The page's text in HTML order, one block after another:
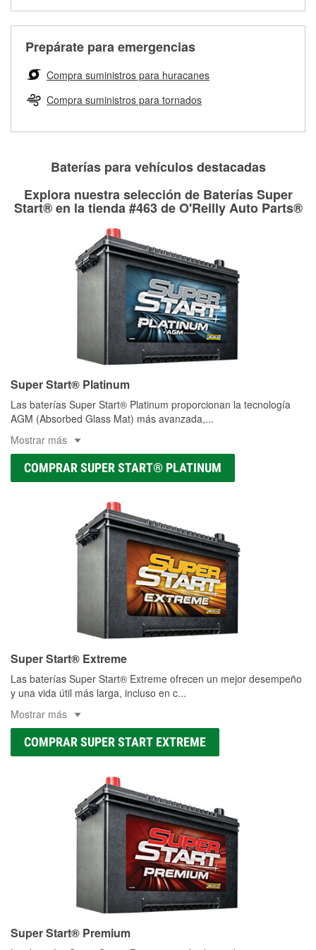
partes de reemplazo correctas para tu reparación.
Rectificación de tambores y discos de freno
Prepárate para emergencias
Compra suministros para huracanes
Compra suministros para tornados
Baterías para vehículos destacadas
Explora nuestra selección de Baterías Super
Start® en la tienda #463 de O'Reilly Auto Parts®
Super Start® Platinum
Las baterías Super Start® Platinum proporcionan la tecnología
AGM (Absorbed Glass Mat) más avanzada,...
Mostrar más
COMPRAR SUPER START® PLATINUM
Super Start® Extreme
Las baterías Super Start® Extreme ofrecen un mejor desempeño
y una vida útil más larga, incluso en c...
Mostrar más
COMPRAR SUPER START EXTREME
Super Start® Premium